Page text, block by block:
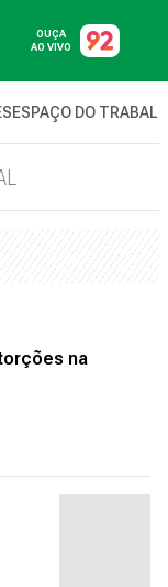
OUÇA
AO VIVO
ESPAÇO DO
na